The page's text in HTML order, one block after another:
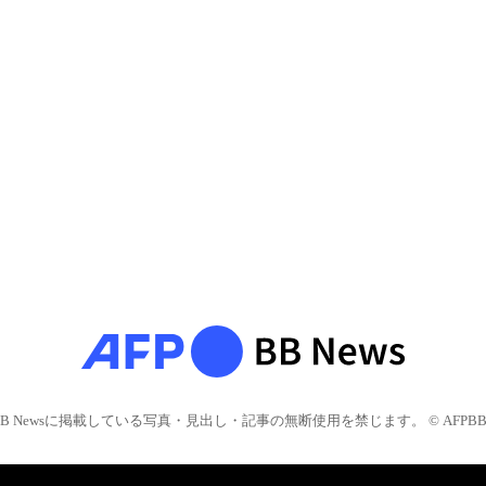
Newsに掲載している写真・見出し・記事の無断使用を禁じます。 © AFPBB